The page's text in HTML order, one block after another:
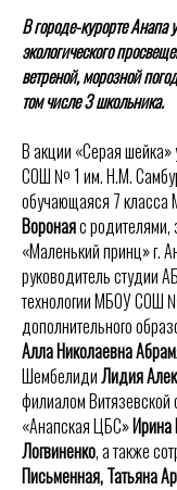
В городе-курорте Анапа
экологического
ветреной, морозной
том числе 3 школьника.
В акции «Серая
СОШ № 1 им. Н.М.
обучающаяся 7
Воронаяс родителями,
«Маленький принц» г.
руководитель студии
технологии МБОУ СОШ
дополнительного
Алла Николаевна
ШембелидиЛидия
филиалом
«Анапская ЦБС»Ирина
Логвиненко, а также
Письменная, Татьяна